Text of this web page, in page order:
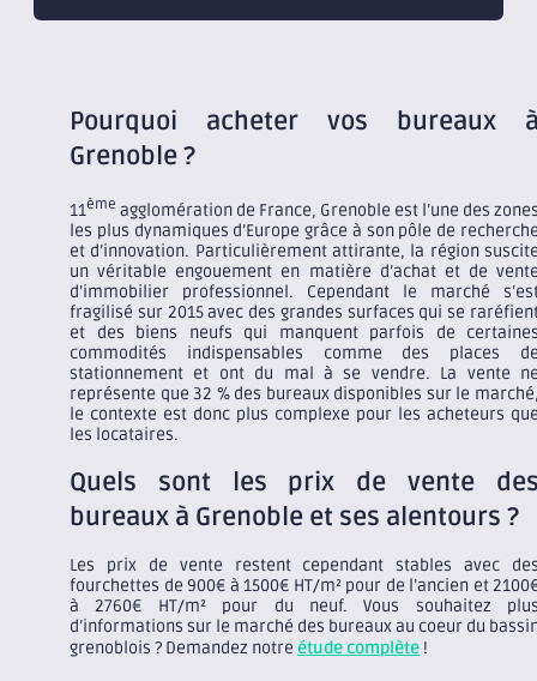
Pourquoi acheter vos bureaux
Grenoble ?
11ème agglomération de France, Grenoble est l’une des
les plus dynamiques d’Europe grâce à son pôle de
et d’innovation. Particulièrement attirante, la région
un véritable engouement en matière d’achat et de
d’immobilier professionnel. Cependant le marché
fragilisé sur 2015 avec des grandes surfaces qui se
et des biens neufs qui manquent parfois de
commodités indispensables comme des places
stationnement et ont du mal à se vendre. La vente
représente que 32 % des bureaux disponibles sur le
le contexte est donc plus complexe pour les acheteurs
les locataires.
Quels sont les prix de vente
bureaux à Grenoble et ses alentours ?
Les prix de vente restent cependant stables avec
fourchettes de 900€ à 1500€ HT/m² pour de l’ancien et
à 2760€ HT/m² pour du neuf. Vous souhaitez
d’informations sur le marché des bureaux au coeur du
grenoblois ? Demandez notre étude complète !